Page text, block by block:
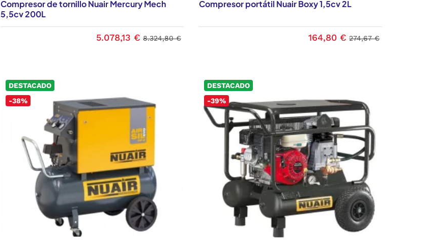
Compresor de tornillo Nuair Mercury Mech
5,5cv 200L
5.078,13 € 8.324,80 €
Compresor portátil Nuair Boxy 1,5cv 2L
164,80 € 274,67 €
DESTACADO
-38%
DESTACADO
-39%